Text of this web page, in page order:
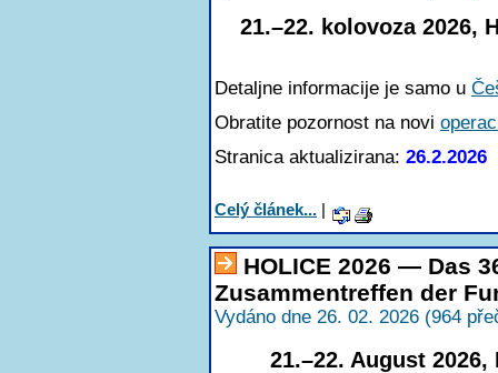
21.–22. kolovoza 2026,
Detaljne informacije je samo u
Obratite pozornost na novi
Stranica aktualizirana: 26.2.2026
Celý článek... |
HOLICE 2026 — Das
Zusammentreffen der
Vydáno dne 26. 02. 2026 (964
21.–22. August